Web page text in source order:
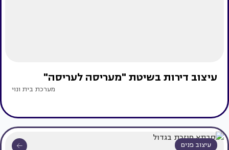
עיצוב דירות בשיטת "מעריסה לעריסה"
מערכת בית ונוי
עיצוב פנים